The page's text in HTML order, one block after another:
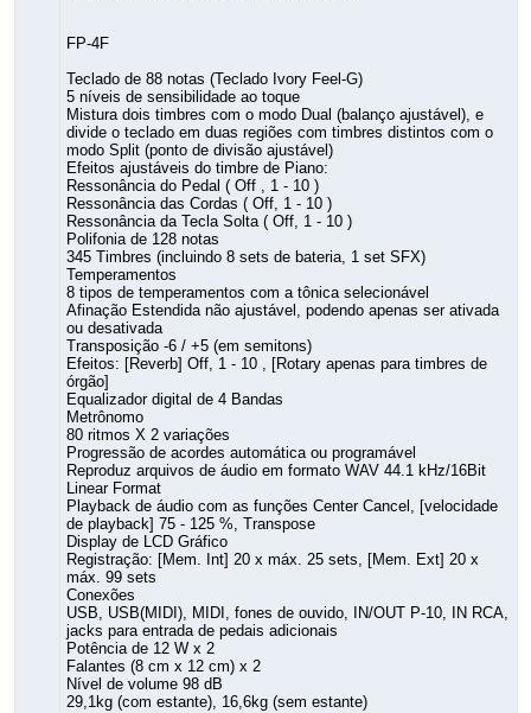
FP-4F
Teclado de 88 notas (Teclado Ivory Feel-G)
5 níveis de sensibilidade ao toque
Mistura dois timbres com o modo Dual (balanço ajustável), e
divide o teclado em duas regiões com timbres distintos com o
modo Split (ponto de divisão ajustável)
Efeitos ajustáveis do timbre de Piano:
Ressonância do Pedal ( Off , 1 - 10 )
Ressonância das Cordas ( Off, 1 - 10 )
Ressonância da Tecla Solta ( Off, 1 - 10 )
Polifonia de 128 notas
345 Timbres (incluindo 8 sets de bateria, 1 set SFX)
Temperamentos
8 tipos de temperamentos com a tônica selecionável
Afinação Estendida não ajustável, podendo apenas ser ativada
ou desativada
Transposição -6 / +5 (em semitons)
Efeitos: [Reverb] Off, 1 - 10 , [Rotary apenas para timbres de
órgão]
Equalizador digital de 4 Bandas
Metrônomo
80 ritmos X 2 variações
Progressão de acordes automática ou programável
Reproduz arquivos de áudio em formato WAV 44.1 kHz/16Bit
Linear Format
Playback de áudio com as funções Center Cancel, [velocidade
de playback] 75 - 125 %, Transpose
Display de LCD Gráfico
Registração: [Mem. Int] 20 x máx. 25 sets, [Mem. Ext] 20 x
máx. 99 sets
Conexões
USB, USB(MIDI), MIDI, fones de ouvido, IN/OUT P-10, IN RCA,
jacks para entrada de pedais adicionais
Potência de 12 W x 2
Falantes (8 cm x 12 cm) x 2
Nível de volume 98 dB
29,1kg (com estante), 16,6kg (sem estante)